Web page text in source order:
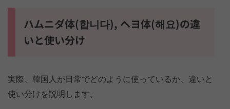
ハムニダ体(합니다), ヘヨ体(해요)の違
いと使い分け
実際、韓国人が日常でどのように使っているか、違いと
使い分けを説明します。